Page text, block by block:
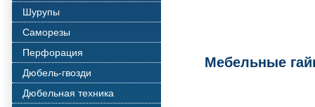
Шурупы
Саморезы
Перфорация
Дюбель-гвозди
Дюбельная техника
Мебельные